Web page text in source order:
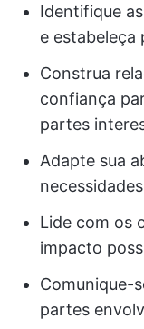
Identifique
e estabeleça
Construa
confiança
partes
Adapte sua
Lide com os
impacto
Comunique-
partes